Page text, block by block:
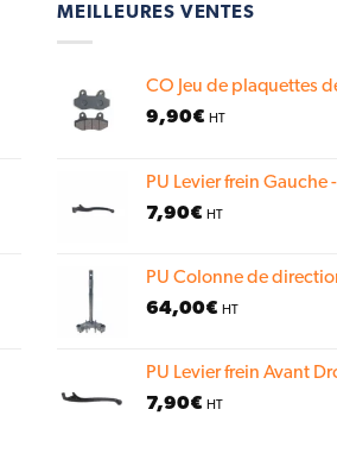
MEILLEURES VENTES
CO Jeu de plaquettes
9,90€ HT
PU Levier frein Gauche
7,90€ HT
PU Colonne de
64,00€ HT
PU Levier frein Avant
7,90€ HT